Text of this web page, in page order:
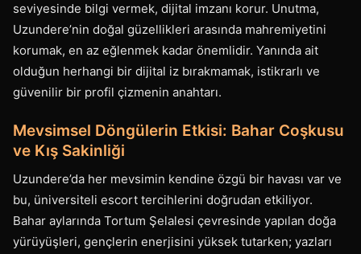
seviyesinde bilgi vermek, dijital imzanı korur. Unutma,
Uzundere’nin doğal güzellikleri arasında mahremiyetini
korumak, en az eğlenmek kadar önemlidir. Yanında ait
olduğun herhangi bir dijital iz bırakmamak, istikrarlı ve
güvenilir bir profil çizmenin anahtarı.
Mevsimsel Döngülerin Etkisi: Bahar Coşkusu
ve Kış Sakinliği
Uzundere’da her mevsimin kendine özgü bir havası var ve
bu, üniversiteli escort tercihlerini doğrudan etkiliyor.
Bahar aylarında Tortum Şelalesi çevresinde yapılan doğa
yürüyüşleri, gençlerin enerjisini yüksek tutarken; yazları